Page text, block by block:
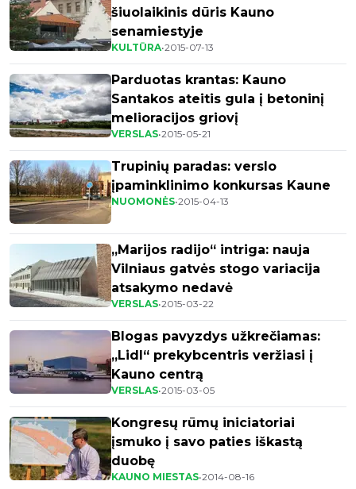
šiuolaikinis dūris Kauno
senamiestyje
KULTŪRA•2015-07-13
Parduotas krantas: Kauno
Santakos ateitis gula į betoninį
melioracijos griovį
VERSLAS•2015-05-21
Trupinių paradas: verslo
įpaminklinimo konkursas Kaune
NUOMONĖS•2015-04-13
„Marijos radijo“ intriga: nauja
Vilniaus gatvės stogo variacija
atsakymo nedavė
VERSLAS•2015-03-22
Blogas pavyzdys užkrečiamas:
„Lidl“ prekybcentris veržiasi į
Kauno centrą
VERSLAS•2015-03-05
Kongresų rūmų iniciatoriai
įsmuko į savo paties iškastą
duobę
KAUNO MIESTAS•2014-08-16